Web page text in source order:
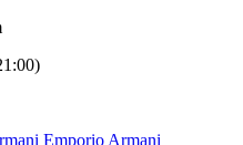
Emporio Armani